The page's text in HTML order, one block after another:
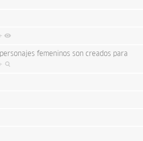
femeninos son creados para